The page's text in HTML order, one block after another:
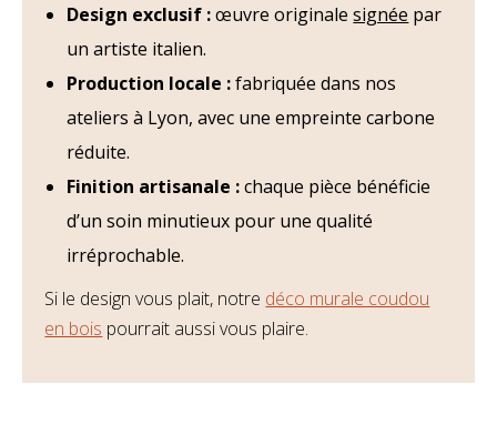
Design exclusif :œuvre originalesignée par
un artiste italien.
Production locale :fabriquée dans nos
ateliers à Lyon, avec une empreinte carbone
réduite.
Finition artisanale :chaque pièce bénéficie
d’un soin minutieux pour une qualité
irréprochable.
Si le design vous plait, notre déco murale coudou
en bois pourrait aussi vous plaire.